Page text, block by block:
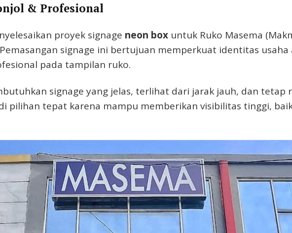
& Profesional
proyek signage neon box untuk Ruko Masema
signage ini bertujuan memperkuat identitas
pada tampilan ruko.
signage yang jelas, terlihat dari jarak jauh, dan tetap
pilihan tepat karena mampu memberikan visibilitas tinggi,